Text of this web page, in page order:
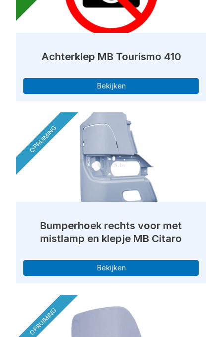
Achterklep MB Tourismo 410
Bekijken
OPRUIMING
Bumperhoek rechts voor met
mistlamp en klepje MB Citaro
Bekijken
OPRUIMING